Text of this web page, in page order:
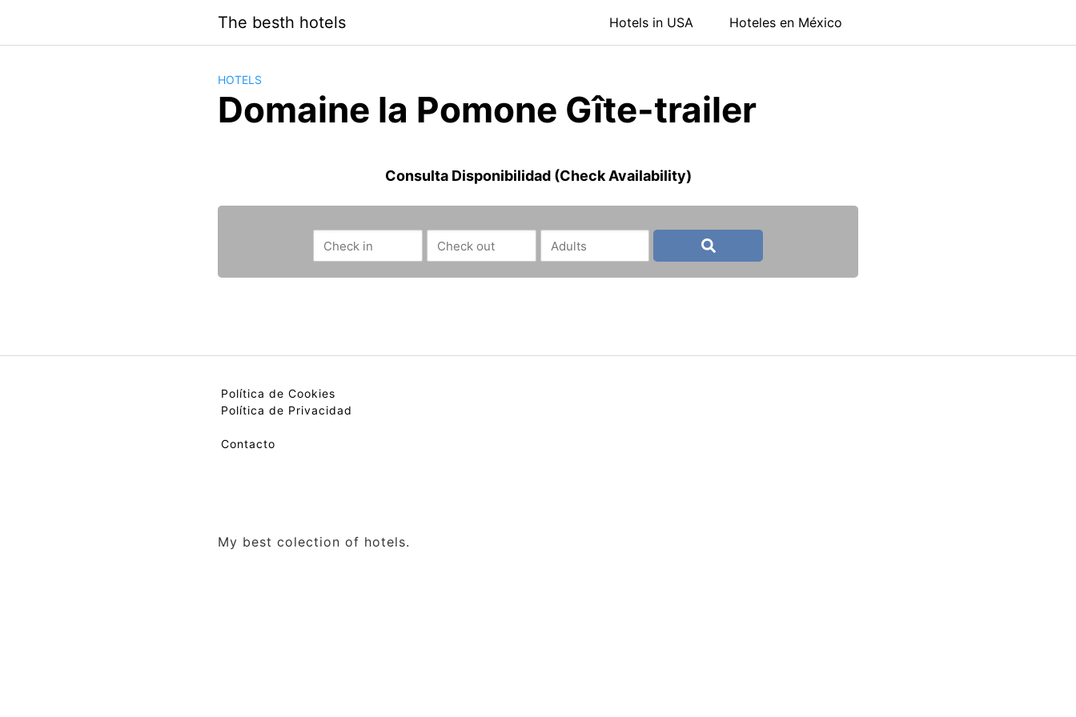
contenido
The besth hotels Hotels in USA Hoteles en México
HOTELS
Domaine la Pomone Gîte-trailer
Consulta Disponibilidad (Check Availability)
Política de Cookies
Política de Privacidad
Contacto
My best colection of hotels.